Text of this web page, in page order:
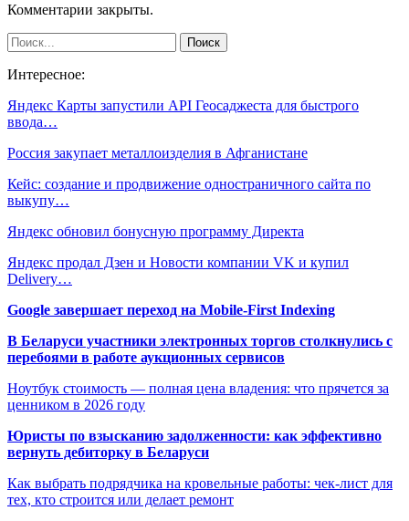
Комментарии закрыты.
Интересное:
Яндекс Карты запустили API Геосаджеста для быстрого
ввода…
Россия закупает металлоизделия в Афганистане
Кейс: создание и продвижение одностраничного сайта по
выкупу…
Яндекс обновил бонусную программу Директа
Яндекс продал Дзен и Новости компании VK и купил
Delivery…
Google завершает переход на Mobile-First Indexing
В Беларуси участники электронных торгов столкнулись с
перебоями в работе аукционных сервисов
Ноутбук стоимость — полная цена владения: что прячется за
ценником в 2026 году
Юристы по взысканию задолженности: как эффективно
вернуть дебиторку в Беларуси
Как выбрать подрядчика на кровельные работы: чек-лист для
тех, кто строится или делает ремонт